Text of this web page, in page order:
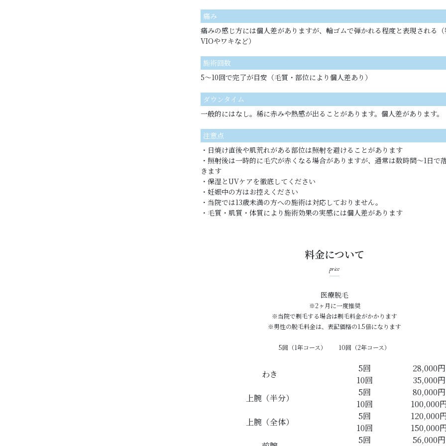
痛み
痛みの感じ方には個人差がありますが、輪ゴムで弾かれる程度と表現される（
VIOやワキなど）
施術回数
5〜10回で完了が目安（毛質・部位により個人差あり）
ダウンタイム
一般的にはなし。稀に赤みや熱感が出ることがあります。個人差があります。
注意点
・日焼け直後や肌荒れがある部位は照射を避けることがあります
・照射後は一時的に毛穴が赤くなる場合がありますが、通常は数時間〜1日で
きます
・保湿とUVケアを徹底してください
・妊娠中の方はお控えください
・当院では13歳未満の方への施術は対応しておりません。
・毛質・肌質・体質により施術効果の実感には個人差があります
料金について
price
医療脱毛
※2ヶ月に一度推奨
※当院で剃毛する場合は剃毛料金がかかります
※男性の脱毛料金は、表記価格の1.5倍になります
5回（1年コース） 10回（2年コース）
わき
5回
10回
28,000円
35,000円
上腕（半分）
5回
10回
80,000円
100,000
上腕（全体）
5回
10回
120,000
150,000
5回 56,000円